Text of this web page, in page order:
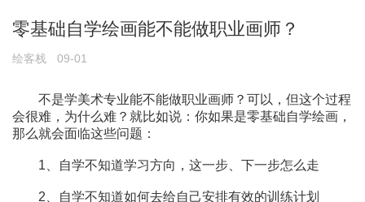
零基础自学绘画能不能做职业画师？
绘客栈 09-01
不是学美术专业能不能做职业画师？可以，但这个过程
会很难，为什么难？就比如说：你如果是零基础自学绘画，
那么就会面临这些问题：
1、自学不知道学习方向，这一步、下一步怎么走
2、自学不知道如何去给自己安排有效的训练计划